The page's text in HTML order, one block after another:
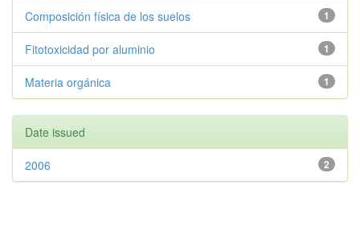
1
Composición física de los suelos
1
Fitotoxicidad por aluminio
1
Materia orgánica
Date issued
2
2006